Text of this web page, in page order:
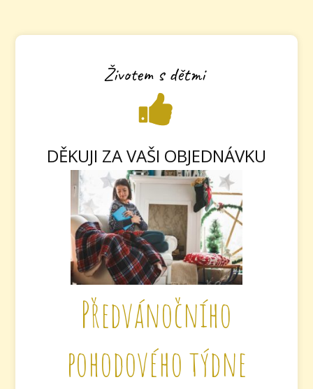
Životem s dětmi
DĚKUJI ZA VAŠI OBJEDNÁVKU
Předvánočního
pohodového týdne